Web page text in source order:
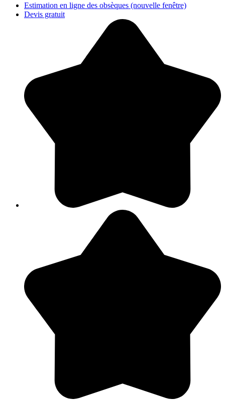
Estimation en ligne des obsèques (nouvelle fenêtre)
Devis gratuit